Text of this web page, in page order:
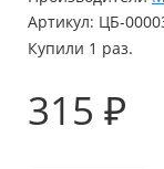
Артикул: ЦБ-
Купили 1 раз.
315 ₽